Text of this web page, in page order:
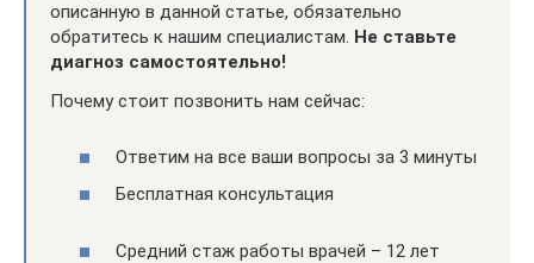
описанную в данной статье, обязательно
обратитесь к нашим специалистам. Не ставьте
диагноз самостоятельно!
Почему стоит позвонить нам сейчас:
Ответим на все ваши вопросы за 3 минуты
Бесплатная консультация
Средний стаж работы врачей – 12 лет